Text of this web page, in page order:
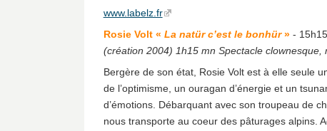
www.labelz.fr
Rosie Volt « La natür c’est le bonhür»- 15h15
(création 2004) 1h15 mn Spectacle clownesque,
Bergère de son état, Rosie Volt est à elle seule
de l’optimisme, un ouragan d’énergie et un
d’émotions. Débarquant avec son troupeau de
nous transporte au coeur des pâturages alpins.